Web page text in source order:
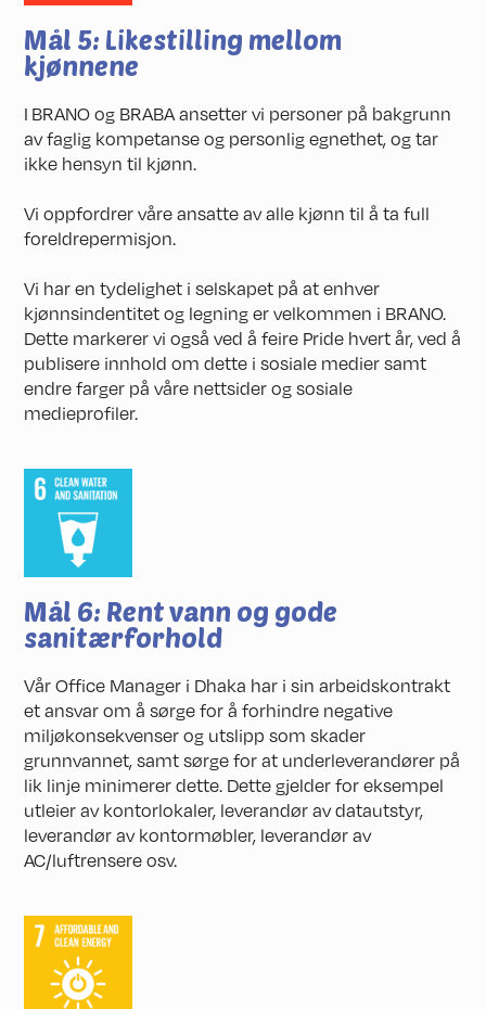
Mål 5: Likestilling mellom
kjønnene
I BRANO og BRABA ansetter vi personer på bakgrunn
av faglig kompetanse og personlig egnethet, og tar
ikke hensyn til kjønn.
Vi oppfordrer våre ansatte av alle kjønn til å ta full
foreldrepermisjon.
Vi har en tydelighet i selskapet på at enhver
kjønnsindentitet og legning er velkommen i BRANO.
Dette markerer vi også ved å feire Pride hvert år, ved å
publisere innhold om dette i sosiale medier samt
endre farger på våre nettsider og sosiale
medieprofiler.
Mål 6: Rent vann og gode
sanitærforhold
Vår Office Manager i Dhaka har i sin arbeidskontrakt
et ansvar om å sørge for å forhindre negative
miljøkonsekvenser og utslipp som skader
grunnvannet, samt sørge for at underleverandører på
lik linje minimerer dette. Dette gjelder for eksempel
utleier av kontorlokaler, leverandør av datautstyr,
leverandør av kontormøbler, leverandør av
AC/luftrensere osv.